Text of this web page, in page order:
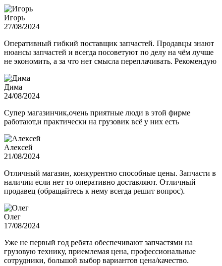
Игорь
27/08/2024
Оперативный гибкий поставщик запчастей. Продавцы знают
нюансы запчастей и всегда посоветуют по делу на чём лучше
не экономить, а за что нет смысла переплачивать. Рекомендую
Дима
24/08/2024
Супер магазинчик,очень приятные люди в этой фирме
работают,и практически на грузовик всё у них есть
Алексей
21/08/2024
Отличный магазин, конкурентно способные цены. Запчасти в
наличии если нет то оперативно доставляют. Отличный
продавец (обращайтесь к нему всегда решит вопрос).
Олег
17/08/2024
Уже не первый год ребята обеспечивают запчастями на
грузовую технику, приемлемая цена, профессиональные
сотрудники, большой выбор вариантов цена/качество.